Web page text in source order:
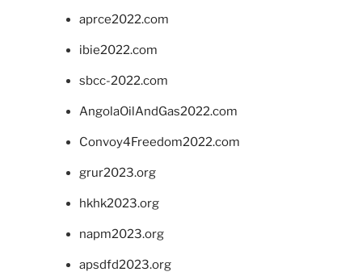
aprce2022.com
ibie2022.com
sbcc-2022.com
AngolaOilAndGas2022.com
Convoy4Freedom2022.com
grur2023.org
hkhk2023.org
napm2023.org
apsdfd2023.org